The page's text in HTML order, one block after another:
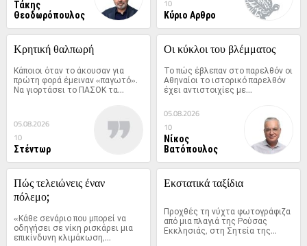
Τάκης
Θεοδωρόπουλος
10
Κύριο Αρθρο
Κρητική θαλπωρή
Κάποιοι όταν το άκουσαν για
πρώτη φορά έμειναν «παγωτό».
Να γιορτάσει το ΠΑΣΟΚ τα...
05.08.2026
10
Στέντωρ
Οι κύκλοι του βλέμματος
Το πώς έβλεπαν στο παρελθόν οι
Αθηναίοι το ιστορικό παρελθόν
έχει αντιστοιχίες με...
05.08.2026
10
Νίκος
Βατόπουλος
Πώς τελειώνεις έναν
πόλεμο;
«Κάθε σενάριο που μπορεί να
οδηγήσει σε νίκη ρισκάρει μια
επικίνδυνη κλιμάκωση,...
Εκστατικά ταξίδια
Προχθές τη νύχτα φωτογράφιζα
από μια πλαγιά της Ρούσας
Εκκλησιάς, στη Σητεία της...